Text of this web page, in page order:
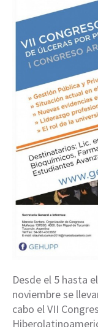
Desde el 5 hasta
noviembre se
cabo el VII